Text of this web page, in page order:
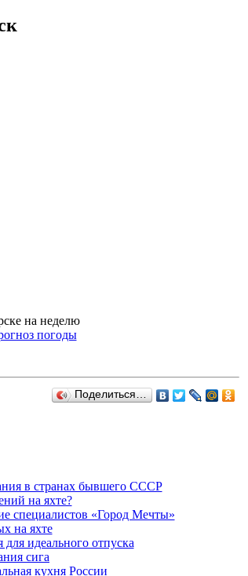
на неделю
Поделиться…
в странах бывшего СССР
на яхте?
специалистов «Город Мечты»
на яхте
идеального отпуска
сига
кухня России